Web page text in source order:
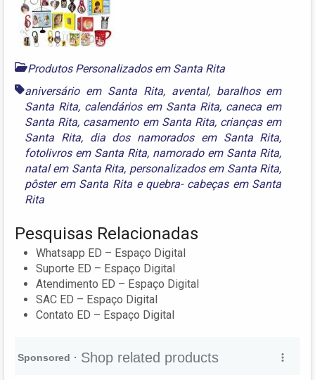
Produtos Personalizados em Santa Rita
aniversário em Santa Rita, avental, baralhos em
Santa Rita, calendários em Santa Rita, caneca em
Santa Rita, casamento em Santa Rita, crianças em
Santa Rita, dia dos namorados em Santa Rita,
fotolivros em Santa Rita, namorado em Santa Rita,
natal em Santa Rita, personalizados em Santa Rita,
pôster em Santa Rita e quebra- cabeças em Santa
Rita
Pesquisas Relacionadas
Whatsapp ED – Espaço Digital
Suporte ED – Espaço Digital
Atendimento ED – Espaço Digital
SAC ED – Espaço Digital
Contato ED – Espaço Digital